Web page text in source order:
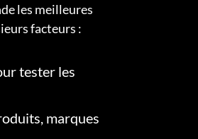
les meilleures
facteurs :
tester les
marques